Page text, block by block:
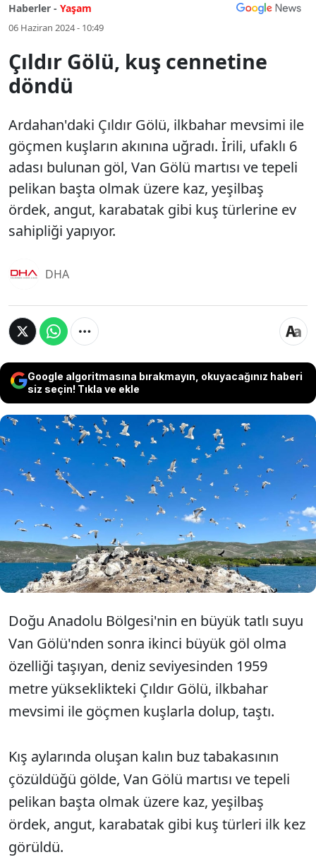
Haberler - Yaşam
06 Haziran 2024 - 10:49
Çıldır Gölü, kuş cennetine
döndü
Ardahan'daki Çıldır Gölü, ilkbahar mevsimi ile
göçmen kuşların akınına uğradı. İrili, ufaklı 6
adası bulunan göl, Van Gölü martısı ve tepeli
pelikan başta olmak üzere kaz, yeşilbaş
ördek, angut, karabatak gibi kuş türlerine ev
sahipliği yapıyor.
DHA
Google algoritmasına bırakmayın, okuyacağınız haberi
siz seçin! Tıkla ve ekle
Ardahan'daki Çıldır Gölü, ilkbahar mevsimi ile
göçmen kuşların akınına uğradı. İrili, ufaklı 6
adası bulunan göl, Van Gölü martısı ve tepeli
pelikan başta olmak üzere kaz, yeşilbaş ördek,
angut, karabatak gibi kuş türlerine ev sahipliği
yapıyor.
Doğu Anadolu Bölgesi'nin en büyük tatlı suyu
Van Gölü'nden sonra ikinci büyük göl olma
özelliği taşıyan, deniz seviyesinden 1959
metre yükseklikteki Çıldır Gölü, ilkbahar
mevsimi ile göçmen kuşlarla dolup, taştı.
Kış aylarında oluşan kalın buz tabakasının
çözüldüğü gölde, Van Gölü martısı ve tepeli
pelikan başta olmak üzere kaz, yeşilbaş
ördek, angut, karabatak gibi kuş türleri ilk kez
görüldü.